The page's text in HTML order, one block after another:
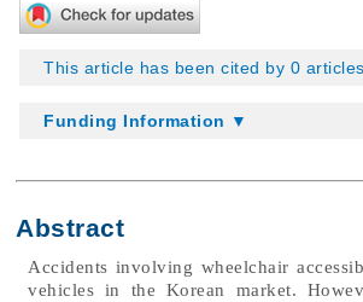
This article has been cited by 0
Funding Information ▼
Abstract
Accidents involving wheelchair
vehicles in the Korean market.